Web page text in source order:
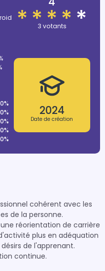
0%
0%
0%
0%
3 votants
2024
Date de création
cohérent avec les
de la personne.
réorientation de carrière
plus en adéquation
de l'apprenant.
continue.